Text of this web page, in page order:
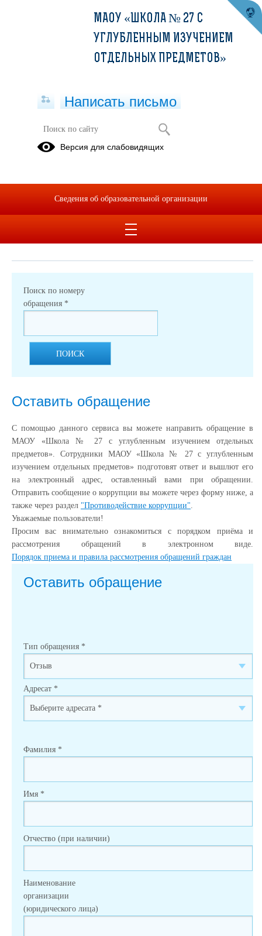
Обращения граждан
режиме при подаче обращения через электронную форму. Номер
обращения отправляется на электронный адрес, который вы
указывали при подаче обращения в электронной форме.
Поиск по номеру
обращения *
ПОИСК
Оставить обращение
С помощью данного сервиса вы можете направить обращение в
МАОУ «Школа № 27 с углубленным изучением отдельных
предметов». Сотрудники МАОУ «Школа № 27 с углубленным
изучением отдельных предметов» подготовят ответ и вышлют его
на электронный адрес, оставленный вами при обращении.
Отправить сообщение о коррупции вы можете через форму ниже, а
также через раздел "Противодействие коррупции".
Уважаемые пользователи!
Просим вас внимательно ознакомиться с порядком приёма и
рассмотрения обращений в электронном виде.
Порядок приема и правила рассмотрения обращений граждан
Оставить обращение
Тип обращения *
Адресат *
Фамилия *
Имя *
Отчество (при наличии)
Наименование
организации
(юридического лица)
МАОУ «ШКОЛА № 27 С
УГЛУБЛЕННЫМ ИЗУЧЕНИЕМ
ОТДЕЛЬНЫХ ПРЕДМЕТОВ»
Написать письмо
Версия для слабовидящих
Сведения об образовательной организации